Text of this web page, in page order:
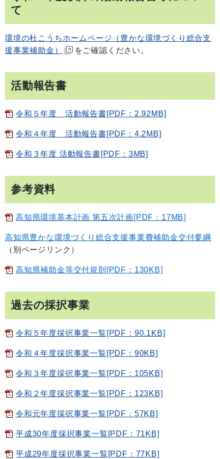
て
環境の杜こうちホームページ（豊かな環境づくり総合支
援事業補助金）
をご確認ください。
活動報告書
令和５年度 活動報告書[PDF：2.92MB]
令和４年度 活動報告書[PDF：4.2MB]
令和３年度 活動報告書[PDF：3MB]
参考資料
高知県環境基本計画 第五次計画[PDF：17MB]
高知県豊かな環境づくり総合支援事業費補助金交付要綱
（別ページリンク）
高知県補助金等交付規則[PDF：130KB]
過去の採択事業
令和５年度採択事業一覧[PDF：90.1KB]
令和４年度採択事業一覧[PDF：90KB]
令和３年度採択事業一覧[PDF：105KB]
令和２年度採択事業一覧[PDF：123KB]
令和元年度採択事業一覧[PDF：57KB]
平成30年度採択事業一覧[PDF：71KB]
平成29年度採択事業一覧[PDF：77KB]